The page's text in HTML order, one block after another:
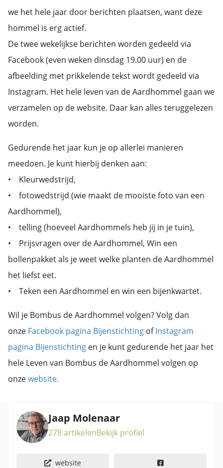
we het hele jaar door berichten plaatsen, want deze
hommel is erg actief.
De twee wekelijkse berichten worden gedeeld via
Facebook (even weken dinsdag 19.00 uur) en de
afbeelding met prikkelende tekst wordt gedeeld via
Instagram. Het hele leven van de Aardhommel gaan we
verzamelen op de website. Daar kan alles teruggelezen
worden.
Gedurende het jaar kun je op allerlei manieren
meedoen. Je kunt hierbij denken aan:
• Kleurwedstrijd,
• fotowedstrijd (wie maakt de mooiste foto van een
Aardhommel),
• telling (hoeveel Aardhommels heb jij in je tuin),
• Prijsvragen over de Aardhommel, Win een
bollenpakket als je weet welke planten de Aardhommel
het liefst eet.
• Teken een Aardhommel en win een bijenkwartet.
Wil je Bombus de Aardhommel volgen? Volg dan
onze Facebook pagina Bijenstichting ofInstagram
pagina Bijenstichting en je kunt gedurende het jaar het
hele Leven van Bombus de Aardhommel volgen op
onzewebsite.
Jaap Molenaar
278 artikelenBekijk profiel
website